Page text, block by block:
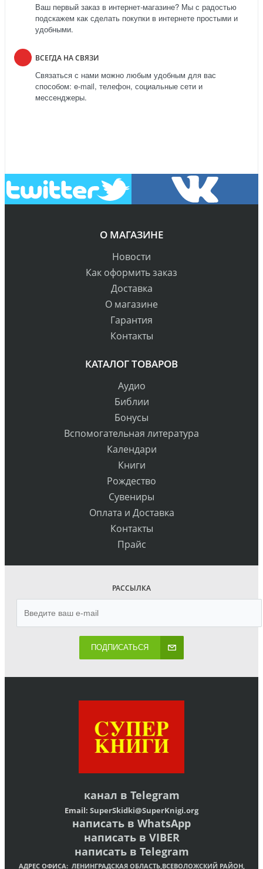
Ваш первый заказ в интернет-магазине? Мы с радостью
подскажем как сделать покупки в интернете простыми и
удобными.
ВСЕГДА НА СВЯЗИ
Связаться с нами можно любым удобным для вас
способом: e-mail, телефон, социальные сети и
мессенджеры.
О МАГАЗИНЕ
Новости
Как оформить заказ
Доставка
О магазине
Гарантия
Контакты
КАТАЛОГ ТОВАРОВ
Аудио
Библии
Бонусы
Вспомогательная литература
Календари
Книги
Рождество
Сувениры
Оплата и Доставка
Контакты
Прайс
РАССЫЛКА
ПОДПИСАТЬСЯ
канал в Telegram
Email: SuperSkidki@SuperKnigi.org
написать в WhatsApp
написать в VIBER
написать в Telegram
АДРЕС ОФИСА: ЛЕНИНГРАДСКАЯ ОБЛАСТЬ,ВСЕВОЛОЖСКИЙ РАЙОН,